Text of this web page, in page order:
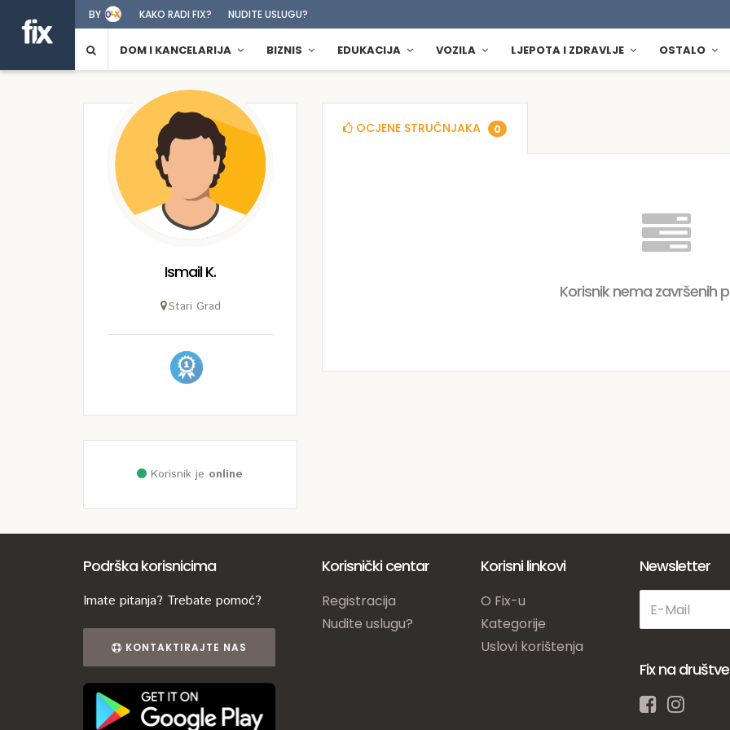
BY KAKO RADI FIX? NUDITE USLUGU?
DOM I KANCELARIJA BIZNIS EDUKACIJA VOZILA LJEPOTA I ZDRAVLJE OSTALO
Ismail K.
Stari Grad
Korisnik je online
OCJENE STRUČNJAKA 0
Korisnik nema završenih
Podrška korisnicima
Imate pitanja? Trebate pomoć?
KONTAKTIRAJTE NAS
Korisnički centar
Registracija
Nudite uslugu?
Korisni linkovi
O Fix-u
Kategorije
Uslovi korištenja
Newsletter
Fix na